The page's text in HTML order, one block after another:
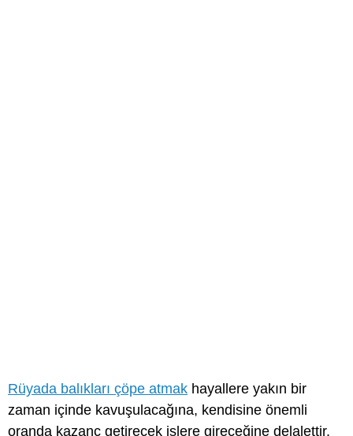
Rüyada balıkları çöpe atmak hayallere yakın bir
zaman içinde kavuşulacağına, kendisine önemli
oranda kazanç getirecek işlere gireceğine delalettir.